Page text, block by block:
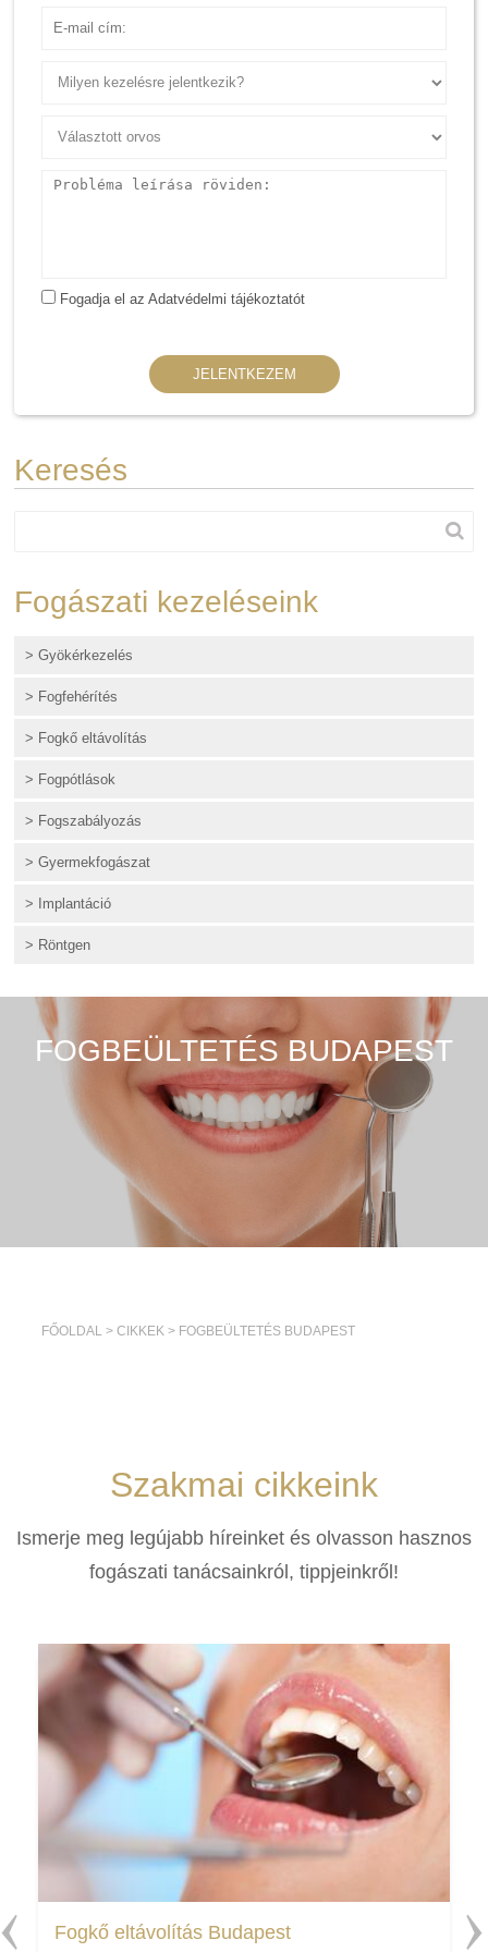
Probléma leírása röviden:
Fogadja el az Adatvédelmi tájékoztatót
JELENTKEZEM
Keresés
Fogászati kezeléseink
> Gyökérkezelés
> Fogfehérítés
> Fogkő eltávolítás
> Fogpótlások
> Fogszabályozás
> Gyermekfogászat
> Implantáció
> Röntgen
FOGBEÜLTETÉS BUDAPEST
FŐOLDAL > CIKKEK > FOGBEÜLTETÉS BUDAPEST
Szakmai cikkeink
Ismerje meg legújabb híreinket és olvasson hasznos
fogászati tanácsainkról, tippjeinkről!
Fogkő eltávolítás Budapest